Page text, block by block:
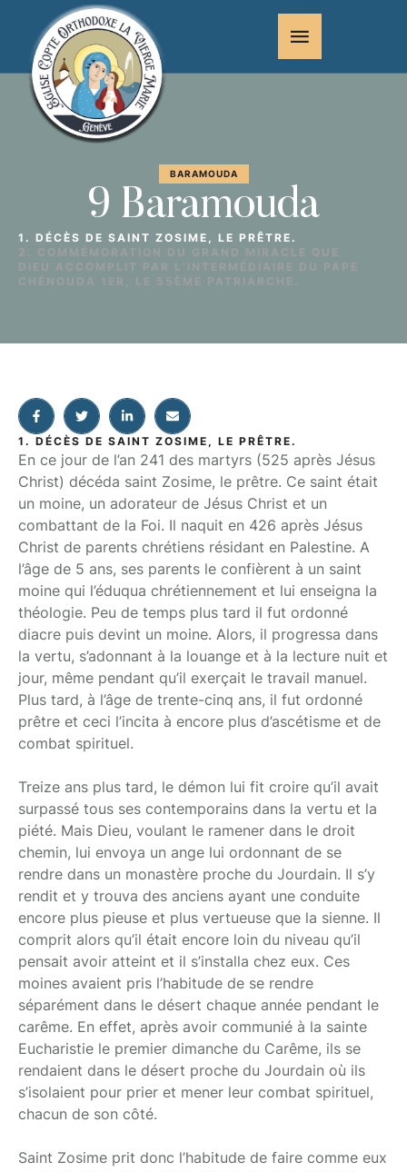
BARAMOUDA
9 Baramouda
1. DÉCÈS DE SAINT ZOSIME, LE PRÊTRE.
2. COMMÉMORATION DU GRAND MIRACLE QUE
DIEU ACCOMPLIT PAR L’INTERMÉDIAIRE DU PAPE
CHÉNOUDA 1ER, LE 55ÈME PATRIARCHE.
1. DÉCÈS DE SAINT ZOSIME, LE PRÊTRE.
En ce jour de l’an 241 des martyrs (525 après Jésus
Christ) décéda saint Zosime, le prêtre. Ce saint était
un moine, un adorateur de Jésus Christ et un
combattant de la Foi. Il naquit en 426 après Jésus
Christ de parents chrétiens résidant en Palestine. A
l’âge de 5 ans, ses parents le confièrent à un saint
moine qui l’éduqua chrétiennement et lui enseigna la
théologie. Peu de temps plus tard il fut ordonné
diacre puis devint un moine. Alors, il progressa dans
la vertu, s’adonnant à la louange et à la lecture nuit et
jour, même pendant qu’il exerçait le travail manuel.
Plus tard, à l’âge de trente-cinq ans, il fut ordonné
prêtre et ceci l’incita à encore plus d’ascétisme et de
combat spirituel.
Treize ans plus tard, le démon lui fit croire qu’il avait
surpassé tous ses contemporains dans la vertu et la
piété. Mais Dieu, voulant le ramener dans le droit
chemin, lui envoya un ange lui ordonnant de se
rendre dans un monastère proche du Jourdain. Il s’y
rendit et y trouva des anciens ayant une conduite
encore plus pieuse et plus vertueuse que la sienne. Il
comprit alors qu’il était encore loin du niveau qu’il
pensait avoir atteint et il s’installa chez eux. Ces
moines avaient pris l’habitude de se rendre
séparément dans le désert chaque année pendant le
carême. En effet, après avoir communié à la sainte
Eucharistie le premier dimanche du Carême, ils se
rendaient dans le désert proche du Jourdain où ils
s’isolaient pour prier et mener leur combat spirituel,
chacun de son côté.
Saint Zosime prit donc l’habitude de faire comme eux